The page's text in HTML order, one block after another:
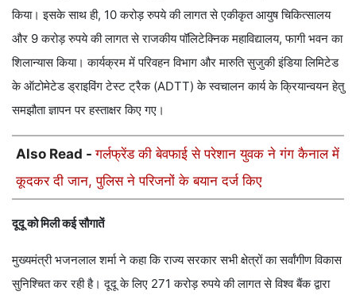
किया। इसके साथ ही, 10 करोड़ रुपये की लागत से एकीकृत आयुष चिकित्सालय
और 9 करोड़ रुपये की लागत से राजकीय पॉलिटेक्निक महाविद्यालय, फागी भवन का
शिलान्यास किया। कार्यक्रम में परिवहन विभाग और मारुति सुजुकी इंडिया लिमिटेड
के ऑटोमेटेड ड्राइविंग टेस्ट ट्रैक (ADTT) के स्वचालन कार्य के क्रियान्वयन हेतु
समझौता ज्ञापन पर हस्ताक्षर किए गए।
Also Read -गर्लफ्रेंड की बेवफाई से परेशान युवक ने गंग कैनाल में
कूदकर दी जान, पुलिस ने परिजनों के बयान दर्ज किए
दूदू को मिली कई सौगातें
मुख्यमंत्री भजनलाल शर्मा ने कहा कि राज्य सरकार सभी क्षेत्रों का सर्वांगीण विकास
सुनिश्चित कर रही है। दूदू के लिए 271 करोड़ रुपये की लागत से विश्व बैंक द्वारा